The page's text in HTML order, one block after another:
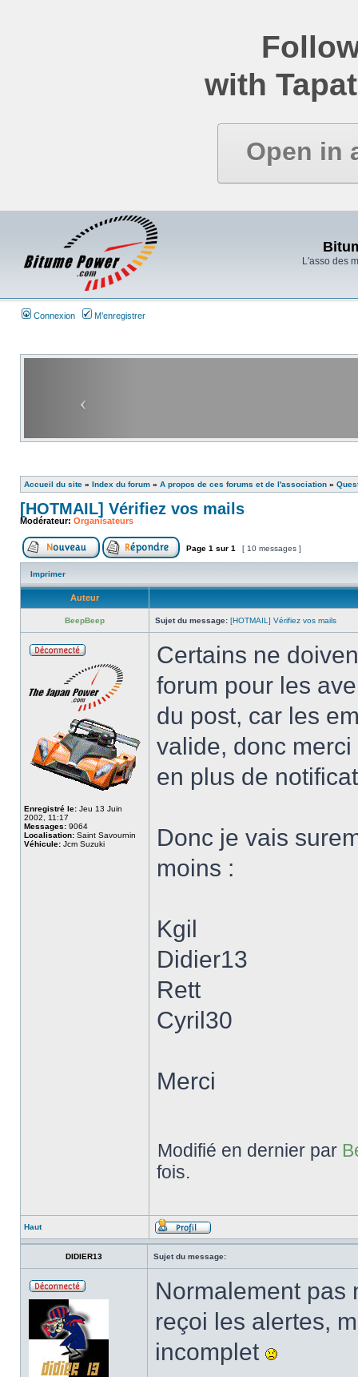
with
Open in
L'asso des
Connexion M’enregistrer
Accueil du site » Index du forum » A propos de ces forums et de l'association »
[HOTMAIL] Vérifiez vos mails
Modérateur: Organisateurs
Page 1 sur 1 [ 10 messages ]
Imprimer
Auteur
BeepBeep Sujet du message: [HOTMAIL] Vérifiez vos mails
Enregistré le: Jeu 13 Juin
2002, 11:17
Messages: 9064
Localisation: Saint Savournin
Véhicule: Jcm Suzuki
Certains ne
forum pour les
du post, car les
valide, donc
en plus de
Donc je vais
moins :
Kgil
Didier13
Rett
Cyril30
Merci
Modifié en dernier par
fois.
Haut
DIDIER13 Sujet du message:
Normalement pas
reçoi les alertes,
incomplet